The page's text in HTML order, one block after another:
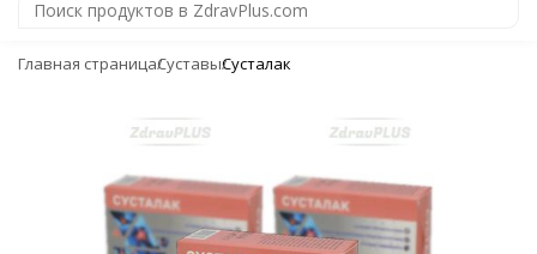
Главная страницаСуставыСусталак